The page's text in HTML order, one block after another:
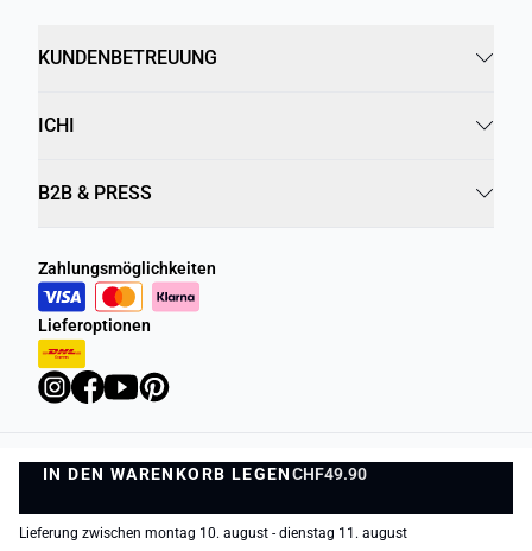
IN DEN WARENKORB LEGENCHF49.90
IN DEN WARENKORB LEGEN
Lieferung zwischen montag 10. august - dienstag 11. august
KUNDENBETREUUNG
ICHI
B2B & PRESS
Zahlungsmöglichkeiten
Lieferoptionen
Datenschutzrichtlinie Geschäftsbedingungen